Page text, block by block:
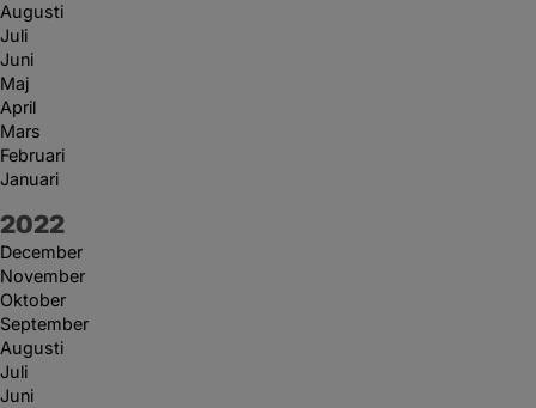
Augusti
Juli
Juni
Maj
April
Mars
Februari
Januari
År:
2022
December
November
Oktober
September
Augusti
Juli
Juni